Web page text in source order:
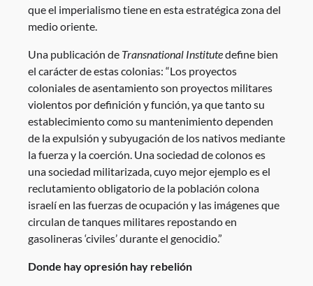
que el imperialismo tiene en esta estratégica zona del
medio oriente.
Una publicación de Transnational Institutedefine bien
el carácter de estas colonias: “Los proyectos
coloniales de asentamiento son proyectos militares
violentos por definición y función, ya que tanto su
establecimiento como su mantenimiento dependen
de la expulsión y subyugación de los nativos mediante
la fuerza y la coerción. Una sociedad de colonos es
una sociedad militarizada, cuyo mejor ejemplo es el
reclutamiento obligatorio de la población colona
israelí en las fuerzas de ocupación y las imágenes que
circulan de tanques militares repostando en
gasolineras ‘civiles’ durante el genocidio.”
Donde hay opresión hay rebelión